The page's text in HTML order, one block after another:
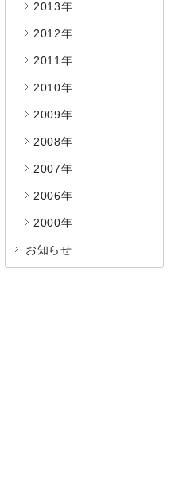
2013年
2012年
2011年
2010年
2009年
2008年
2007年
2006年
2000年
お知らせ